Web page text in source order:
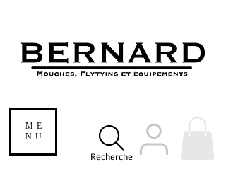
ME
NU
Recherche